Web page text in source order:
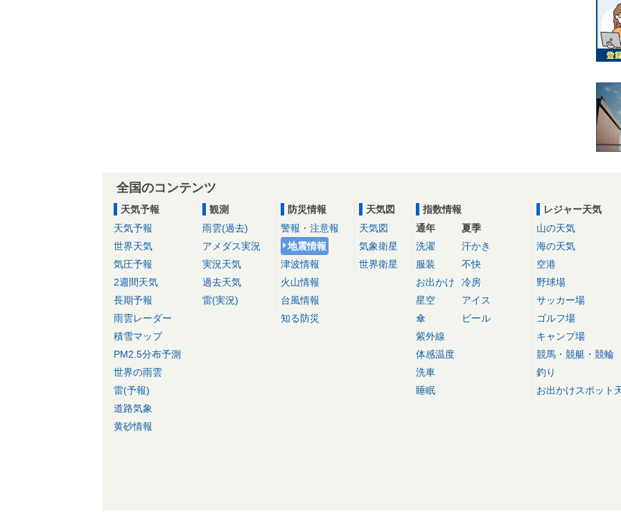
全国のコンテンツ
天気予報
天気予報
世界天気
気圧予報
2週間天気
長期予報
雨雲レーダー
積雪マップ
PM2.5分布予測
世界の雨雲
雷(予報)
道路気象
黄砂情報
観測
雨雲(過去)
アメダス実況
実況天気
過去天気
雷(実況)
防災情報
警報・注意報
地震情報
津波情報
火山情報
台風情報
知る防災
天気図
天気図
気象衛星
世界衛星
指数情報
通年
洗濯
服装
お出かけ
星空
傘
紫外線
体感温度
洗車
睡眠
夏季
汗かき
不快
冷房
アイス
ビール
レジャー天気
山の天気
海の天気
空港
野球場
サッカー場
ゴルフ場
キャンプ場
競馬・競艇・競輪
釣り
お出かけスポット